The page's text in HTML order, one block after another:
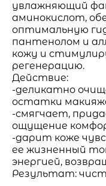
увлажняющий
аминокислот,
оптимальную
пантенолом и
кожу и
регенерацию.
Действие:
-деликатно
остатки
-смягчает,
ощущение
-дарит коже
ее жизненный
энергией,
Результат: